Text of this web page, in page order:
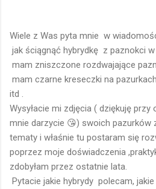
Wiele z Was pyta mnie w
jak ściągnąć hybrydkę z paznokci
mam zniszczone rozdwajające
mam czarne kreseczki na
itd .
Wysyłacie mi zdjęcia ( dziękuję
mnie darzycie 😘) swoich pazurków
tematy i właśnie tu postaram się
poprzez moje doświadczenia
zdobyłam przez ostatnie lata.
Pytacie jakie hybrydy polecam,